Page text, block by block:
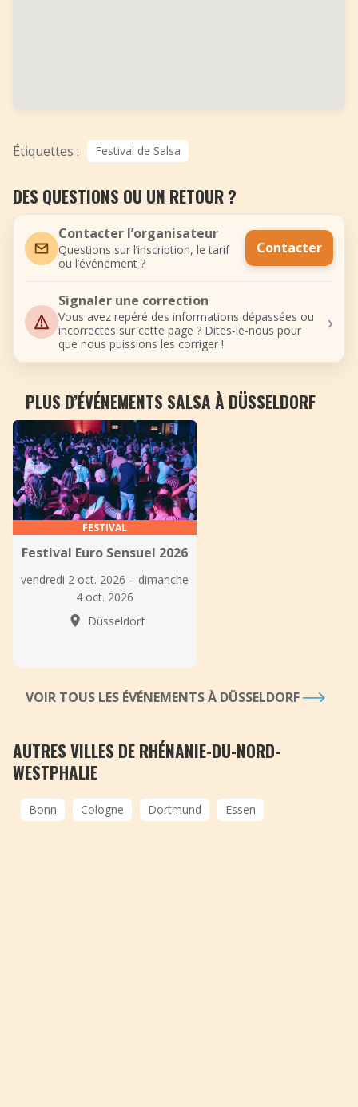
Étiquettes : Festival de Salsa
DES QUESTIONS OU UN RETOUR ?
Contacter l’organisateur
Questions sur l’inscription, le tarif
ou l’événement ?
Contacter
Signaler une correction
Vous avez repéré des informations dépassées ou
incorrectes sur cette page ? Dites-le-nous pour
que nous puissions les corriger !
›
PLUS D’ÉVÉNEMENTS SALSA À DÜSSELDORF
FESTIVAL
Festival Euro Sensuel 2026
vendredi 2 oct. 2026 – dimanche
4 oct. 2026
Düsseldorf
VOIR TOUS LES ÉVÉNEMENTS À DÜSSELDORF
AUTRES VILLES DE RHÉNANIE-DU-NORD-
WESTPHALIE
Bonn Cologne Dortmund Essen